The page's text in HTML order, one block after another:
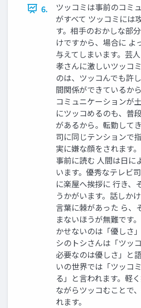
6.
ツッコミは事前のコミ
がすべて ツッコミには
す。相手のおかしな部
けですから、場合に よ
与えてしまいます。芸
孝さんに激しいツッコ
のは、ツッコんでも許
間関係ができているか
コミュニケーションが
にツッコめるのも、普
があるから。転勤して
司に同じテンションで
実に嫌な顔をされます
事前に読む 人間は日に
います。優秀なテレビ
に楽屋へ挨拶に 行き、
うかがいます。話しか
言葉に棘があった ら、
まないほうが無難です
かせないのは「優しさ
シのトシさんは「ツッ
必要なのは優しさ」と
いの世界では「ツッコ
る」と言われます。軽
ながらツッコむことで
れます。